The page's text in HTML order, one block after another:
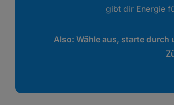
gibt dir Energie
Also: Wähle aus, starte durch